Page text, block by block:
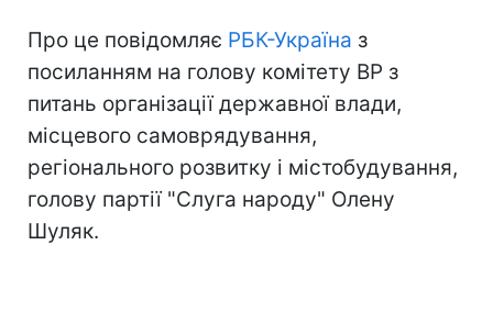
Про це повідомляє РБК-Україна з
посиланням на голову комітету ВР з
питань організації державної влади,
місцевого самоврядування,
регіонального розвитку і містобудування,
голову партії "Слуга народу" Олену
Шуляк.